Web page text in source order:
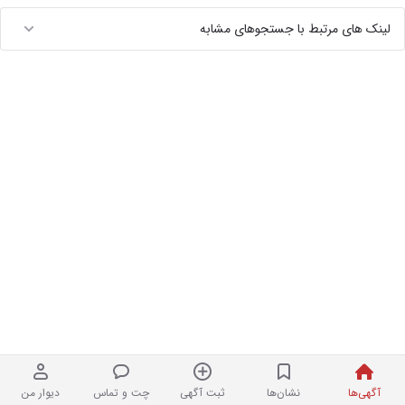
آگهی‌ها نشان‌ها ثبت آگهی چت و تماس دیوار من
لینک های مرتبط با جستجوهای مشابه